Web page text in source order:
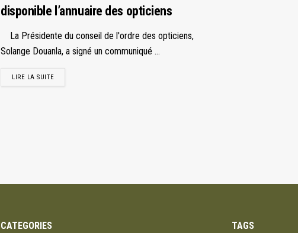
disponible l’annuaire des opticiens
La Présidente du conseil de l'ordre des opticiens,
Solange Douanla, a signé un communiqué ...
LIRE LA SUITE
CATEGORIES TAGS